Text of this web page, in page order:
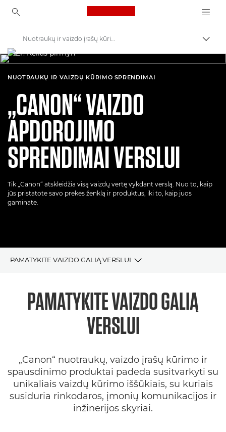
Canon Logo, back to
Canon
Sprendimai ir paslaugos
Nuotraukų ir vaizdo įrašų kūrimo sprendimai
NUOTRAUKŲ IR VAIZDŲ KŪRIMO SPRENDIMAI
„CANON“ VAIZDO
APDOROJIMO
SPRENDIMAI VERSLUI
Tik „Canon“ atskleidžia visą vaizdų vertę vykdant verslą. Nuo to, kaip
jūs pristatote savo prekės ženklą ir produktus, iki to, kaip juos
gaminate.
PAMATYKITE VAIZDO GALIĄ VERSLUI
Vaizdų kūrimo sprendimai
Straipsniai ir atvejo tyrimai
PAMATYKITE VAIZDO GALIĄ
VERSLUI
„Canon“ nuotraukų, vaizdo įrašų kūrimo ir
spausdinimo produktai padeda susitvarkyti su
unikaliais vaizdų kūrimo iššūkiais, su kuriais
susiduria rinkodaros, įmonių komunikacijos ir
inžinerijos skyriai.